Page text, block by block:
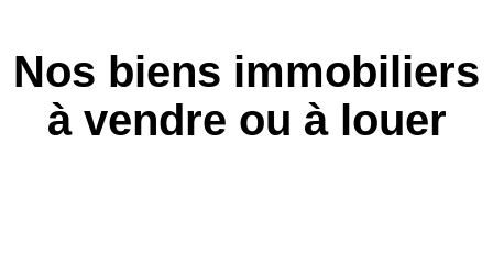
Nos biens immobiliers
à vendre ou à louer